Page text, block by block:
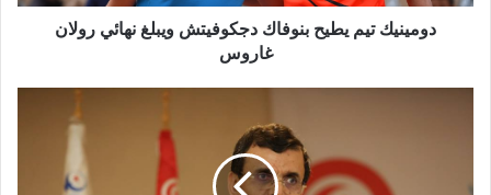
دومينيك تيم يطيح بنوفاك دجكوفيتش ويبلغ نهائي رولان
غاروس